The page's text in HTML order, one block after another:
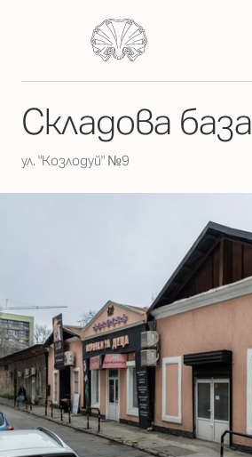
Складова база
ул. "Козлодуй" №9